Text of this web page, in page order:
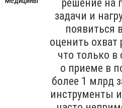
решение на
задачи и
появиться
оценить охват
что только
о приеме в
более 1 млрд
инструменты